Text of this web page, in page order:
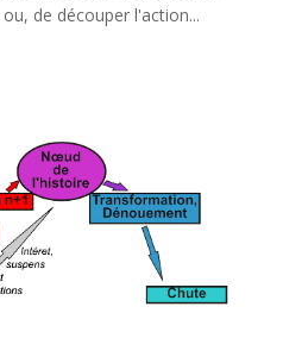
de découper l'action...